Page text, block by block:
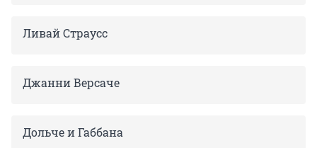
Ливай Страусс
Джанни Версаче
Дольче и Габбана